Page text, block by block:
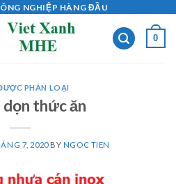
NGHIỆP HÀNG ĐẦU
0
PHÂN LOẠI
thức ăn
7, 2020BY NGOC TIEN